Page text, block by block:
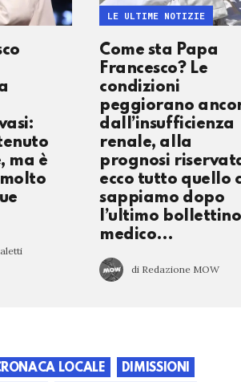
ma è
Come sta Papa
Francesco? Le
condizioni
peggiorano
dall’insufficienza
renale, alla
prognosi
ecco tutto quello
sappiamo dopo
l’ultimo bollettino
medico…
di Redazione MOW
LE ULTIME NOTIZIE
LOCALE
DIMISSIONI